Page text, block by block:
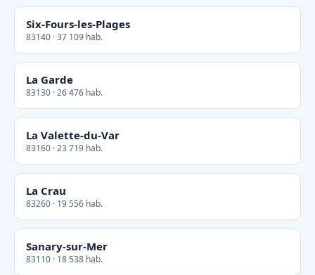
Six-Fours-les-Plages
83140 · 37 109 hab.
La Garde
83130 · 26 476 hab.
La Valette-du-Var
83160 · 23 719 hab.
La Crau
83260 · 19 556 hab.
Sanary-sur-Mer
83110 · 18 538 hab.